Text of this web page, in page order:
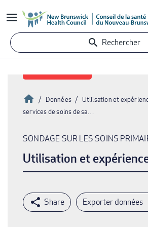
au
contenu
principal
Rechercher
d'Ariane
Accueil
Données
Utilisation et
services de soins de sa…
SONDAGE SUR LES SOINS
Utilisation et
Exporter données